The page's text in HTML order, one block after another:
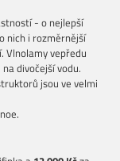
- o nejlepší
nich i rozměrnější
Vlnolamy vepředu
divočejší vodu.
jsou ve velmi